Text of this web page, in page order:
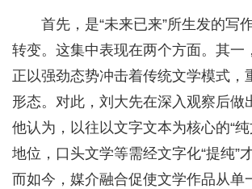
首先，是“未来已来”所生发的写
转变。这集中表现在两个方面。其一
正以强劲态势冲击着传统文学模式，
形态。对此，刘大先在深入观察后做
他认为，以往以文字文本为核心的“
地位，口头文学等需经文字化“提纯”
而如今，媒介融合促使文学作品从单